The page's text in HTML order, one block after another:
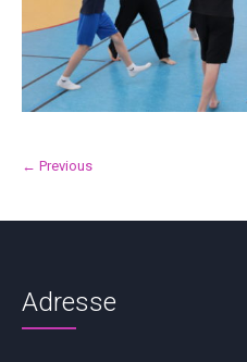
← Previous
Adresse